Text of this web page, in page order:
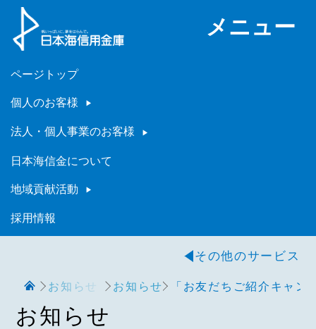
メニュー
ページトップ
個人のお客様
法人・個人事業のお客様
日本海信金について
地域貢献活動
採用情報
その他のサービス
お知らせ お知らせ 「お友だちご紹介キャン
お知らせ